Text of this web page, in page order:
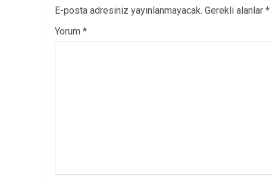
E-posta adresiniz yayınlanmayacak. Gerekli alanlar *
Yorum *